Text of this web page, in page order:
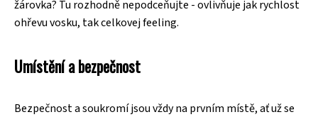
žárovka? Tu rozhodně nepodceňujte - ovlivňuje jak rychlost
ohřevu vosku, tak celkovej feeling.
Umístění a bezpečnost
Bezpečnost a soukromí jsou vždy na prvním místě, ať už se